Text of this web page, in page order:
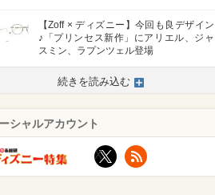
【Zoff × ディズニー】今回も良デザイン
♪「プリンセス新作」にアリエル、ジャ
スミン、ラプンツェル登場
続きを読み込む
シャルアカウント
X